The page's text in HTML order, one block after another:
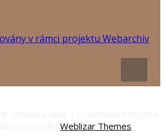
Weblizar Themes